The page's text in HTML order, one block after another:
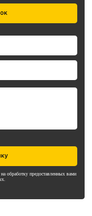
обработку предоставленных вами